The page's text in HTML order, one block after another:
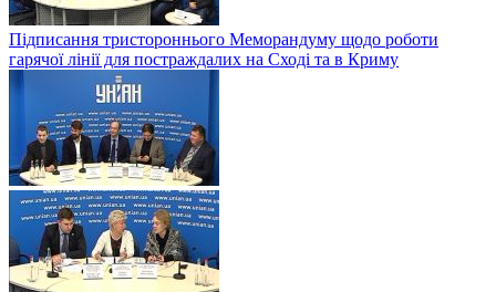
Підписання тристороннього Меморандуму щодо роботи
гарячої лінії для постраждалих на Сході та в Криму